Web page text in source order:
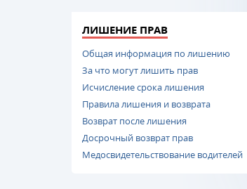
ЛИШЕНИЕ ПРАВ
Общая информация по лишению
За что могут лишить прав
Исчисление срока лишения
Правила лишения и возврата
Возврат после лишения
Досрочный возврат прав
Медосвидетельствование водителей